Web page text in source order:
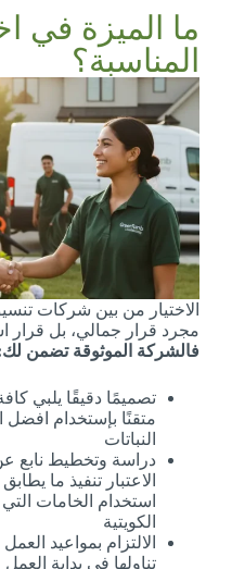
ما الميزة في
المناسبة؟
الاختيار من بين شركات
مجرد قرار جمالي، بل قرار
فالشركة الموثوقة تضمن
تصميمًا دقيقًا يلبي
متقنًا بإستخدام افضل
النباتات
دراسة وتخطيط نابع
الاعتبار تنفيذ ما
استخدام الخامات
الكويتية
الالتزام بمواعيد
تناولها في بداية العمل